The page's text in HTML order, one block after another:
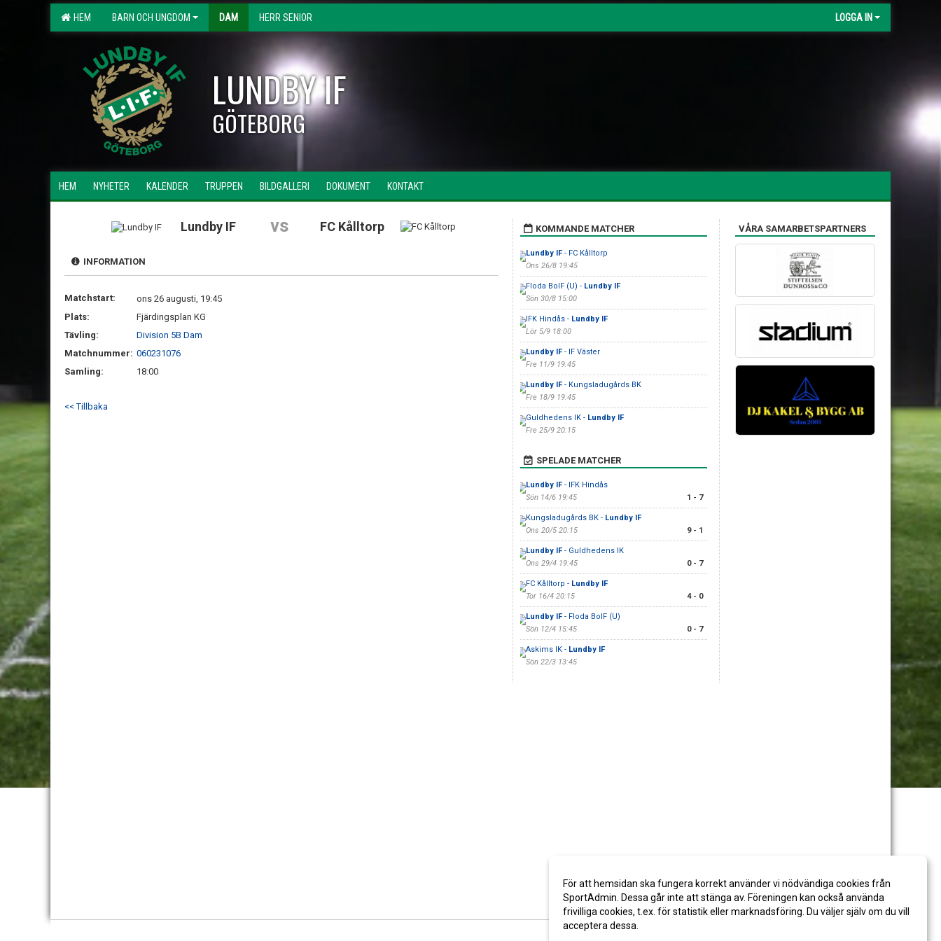
HEM BARN OCH UNGDOM DAM HERR SENIOR LOGGA IN
LUNDBY IF
GÖTEBORG
HEM NYHETER KALENDER TRUPPEN BILDGALLERI DOKUMENT KONTAKT
Lundby IF vs FC Kålltorp
INFORMATION
Matchstart:
ons 26 augusti, 19:45
Plats:
Fjärdingsplan KG
Tävling:
Division 5B Dam
Matchnummer: 060231076
Samling:
18:00
<< Tillbaka
KOMMANDE MATCHER
Lundby IF- FC Kålltorp
Ons 26/8 19:45
Floda BoIF (U) - Lundby IF
Sön 30/8 15:00
IFK Hindås - Lundby IF
Lör 5/9 18:00
Lundby IF- IF Väster
Fre 11/9 19:45
Lundby IF- Kungsladugårds BK
Fre 18/9 19:45
Guldhedens IK - Lundby IF
Fre 25/9 20:15
SPELADE MATCHER
Lundby IF- IFK Hindås
Sön 14/6 19:45
1 - 7
Kungsladugårds BK - Lundby IF
Ons 20/5 20:15
9 - 1
Lundby IF- Guldhedens IK
Ons 29/4 19:45
0 - 7
FC Kålltorp - Lundby IF
Tor 16/4 20:15
4 - 0
Lundby IF- Floda BoIF (U)
Sön 12/4 15:45
0 - 7
Askims IK - Lundby IF
Sön 22/3 13:45
VÅRA SAMARBETSPARTNERS
För att hemsidan ska fungera korrekt använder vi nödvändiga cookies från
SportAdmin. Dessa går inte att stänga av. Föreningen kan också använda
frivilliga cookies, t.ex. för statistik eller marknadsföring. Du väljer själv om du vill
acceptera dessa.